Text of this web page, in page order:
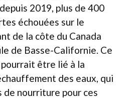
2019, plus de 400
échouées sur le
de la côte du Canada
de Basse-Californie. Ce
être lié à la
des eaux, qui
de nourriture pour ces